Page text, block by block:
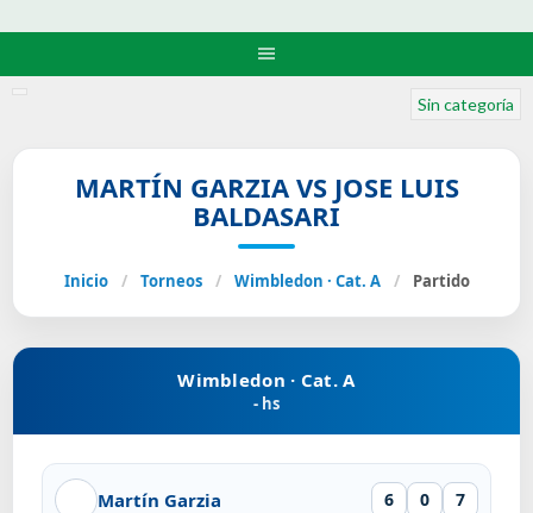
Sin categoría
MARTÍN GARZIA VS JOSE LUIS
BALDASARI
Inicio / Torneos / Wimbledon · Cat. A / Partido
Wimbledon · Cat. A
- hs
Martín Garzia 6 0 7